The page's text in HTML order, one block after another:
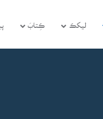
ليکڪ ڪِتابَ